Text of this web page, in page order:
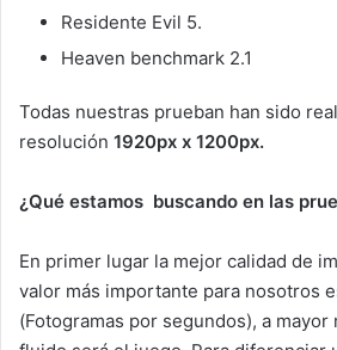
Residente Evil 5.
Heaven benchmark 2.1
Todas nuestras prueban han sido
resolución 1920px x 1200px.
¿Qué estamos buscando en las
En primer lugar la mejor calidad de
valor más importante para nosotros
(Fotogramas por segundos), a mayor